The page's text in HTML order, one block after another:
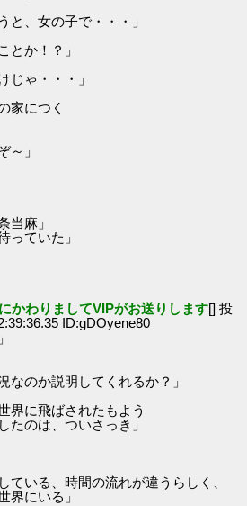
と、女の子で・・・」
とか！？」
じゃ・・・」
家につく
～」
当麻」
っていた」
かわりましてVIPがお送りします[] 投
ID:gDOyene80
なのか説明してくれるか？」
界に飛ばされたもよう
たのは、ついさっき」
ている、時間の流れが違うらしく、
界にいる」